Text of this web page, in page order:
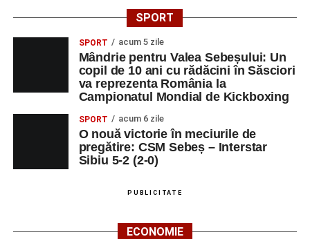
„Sinaxa Educațională”
profesori, dedicată susținerii unei educații centrate pe
valorile creștin-ortodoxe și pe formarea caracterului
elevilor. Născută din experiența duhovnicească și
formativă a Mănăstirii Oașa, Sinaxa își propune să
sprijine profesorii în regăsirea motivației interioare,
oferindu-le nu doar instrumente metodice actuale, ci și
contexte de sprijin reciproc, colaborare și reconectare la
vocația pedagogică autentică.
SPORT
SPORT acum 5 zile
Mândrie pentru Valea Sebeșului: Un
copil de 10 ani cu rădăcini în Săsciori
va reprezenta România la
Campionatul Mondial de Kickboxing
SPORT acum 6 zile
O nouă victorie în meciurile de
pregătire: CSM Sebeș – Interstar
Sibiu 5-2 (2-0)
PUBLICITATE
ECONOMIE